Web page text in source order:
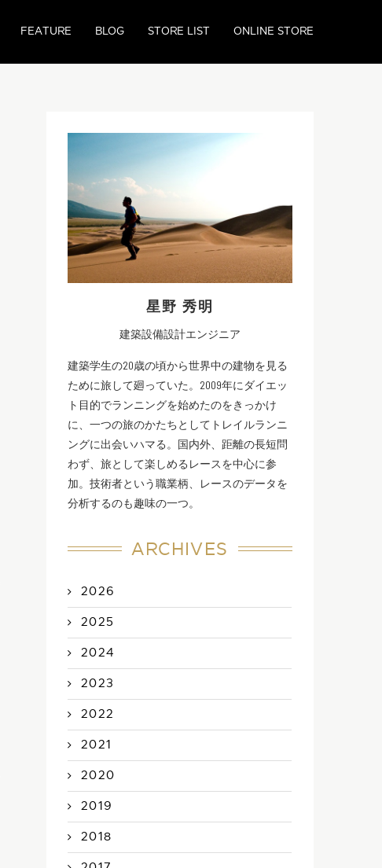
FEATURE BLOG STORE LIST ONLINE STORE
星野 秀明
建築設備設計エンジニア
建築学生の20歳の頃から世界中の建物を見る
ために旅して廻っていた。2009年にダイエッ
ト目的でランニングを始めたのをきっかけ
に、一つの旅のかたちとしてトレイルランニ
ングに出会いハマる。国内外、距離の長短問
わず、旅として楽しめるレースを中心に参
加。技術者という職業柄、レースのデータを
分析するのも趣味の一つ。
ARCHIVES
2026
2025
2024
2023
2022
2021
2020
2019
2018